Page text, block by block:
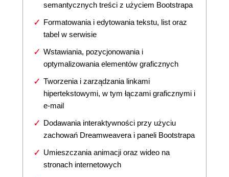
semantycznych treści z użyciem Bootstrapa
Formatowania i edytowania tekstu, list oraz
tabel w serwisie
Wstawiania, pozycjonowania i
optymalizowania elementów graficznych
Tworzenia i zarządzania linkami
hipertekstowymi, w tym łączami graficznymi i
e-mail
Dodawania interaktywności przy użyciu
zachowań Dreamweavera i paneli Bootstrapa
Umieszczania animacji oraz wideo na
stronach internetowych